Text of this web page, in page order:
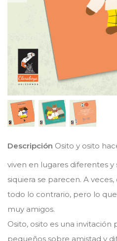
Descripción Osito y osito
viven en lugares diferentes y
siquiera se parecen. A
todo lo contrario, pero lo
muy amigos.
Osito, osito es una invitación
pequeños sobre amistad y